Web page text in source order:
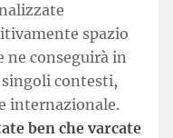
spazio
ne conseguirà in
contesti,
internazionale.
ben che varcate